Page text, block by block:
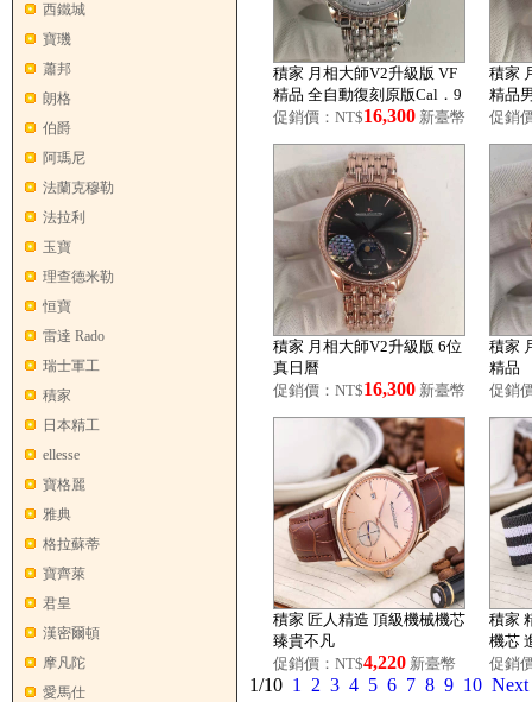
西鐵城
寶璣
蕭邦
朗格
伯爵
阿瑪尼
法蘭克穆勒
法拉利
玉寶
理查德米勒
恒寶
雷達 Rado
瑞士軍工
積家
日本精工
ellesse
寶格麗
雅典
格拉蘇蒂
寶齊萊
君皇
漢密爾頓
摩凡陀
愛馬仕
積家 月相大師V2升級版 VF
精品 全自動復刻原版Cal．9
25
促銷價：NT$16,300 新臺幣
積家
精品
促銷
積家 月相大師V2升級版 6位
真日曆
促銷價：NT$16,300 新臺幣
積家
精品
促銷
積家 匠人精造 頂級機械機芯
臻貴不凡
促銷價：NT$4,220 新臺幣
積家
機芯
促銷
1/10 1 2 3 4 5 6 7 8 9 10 Next